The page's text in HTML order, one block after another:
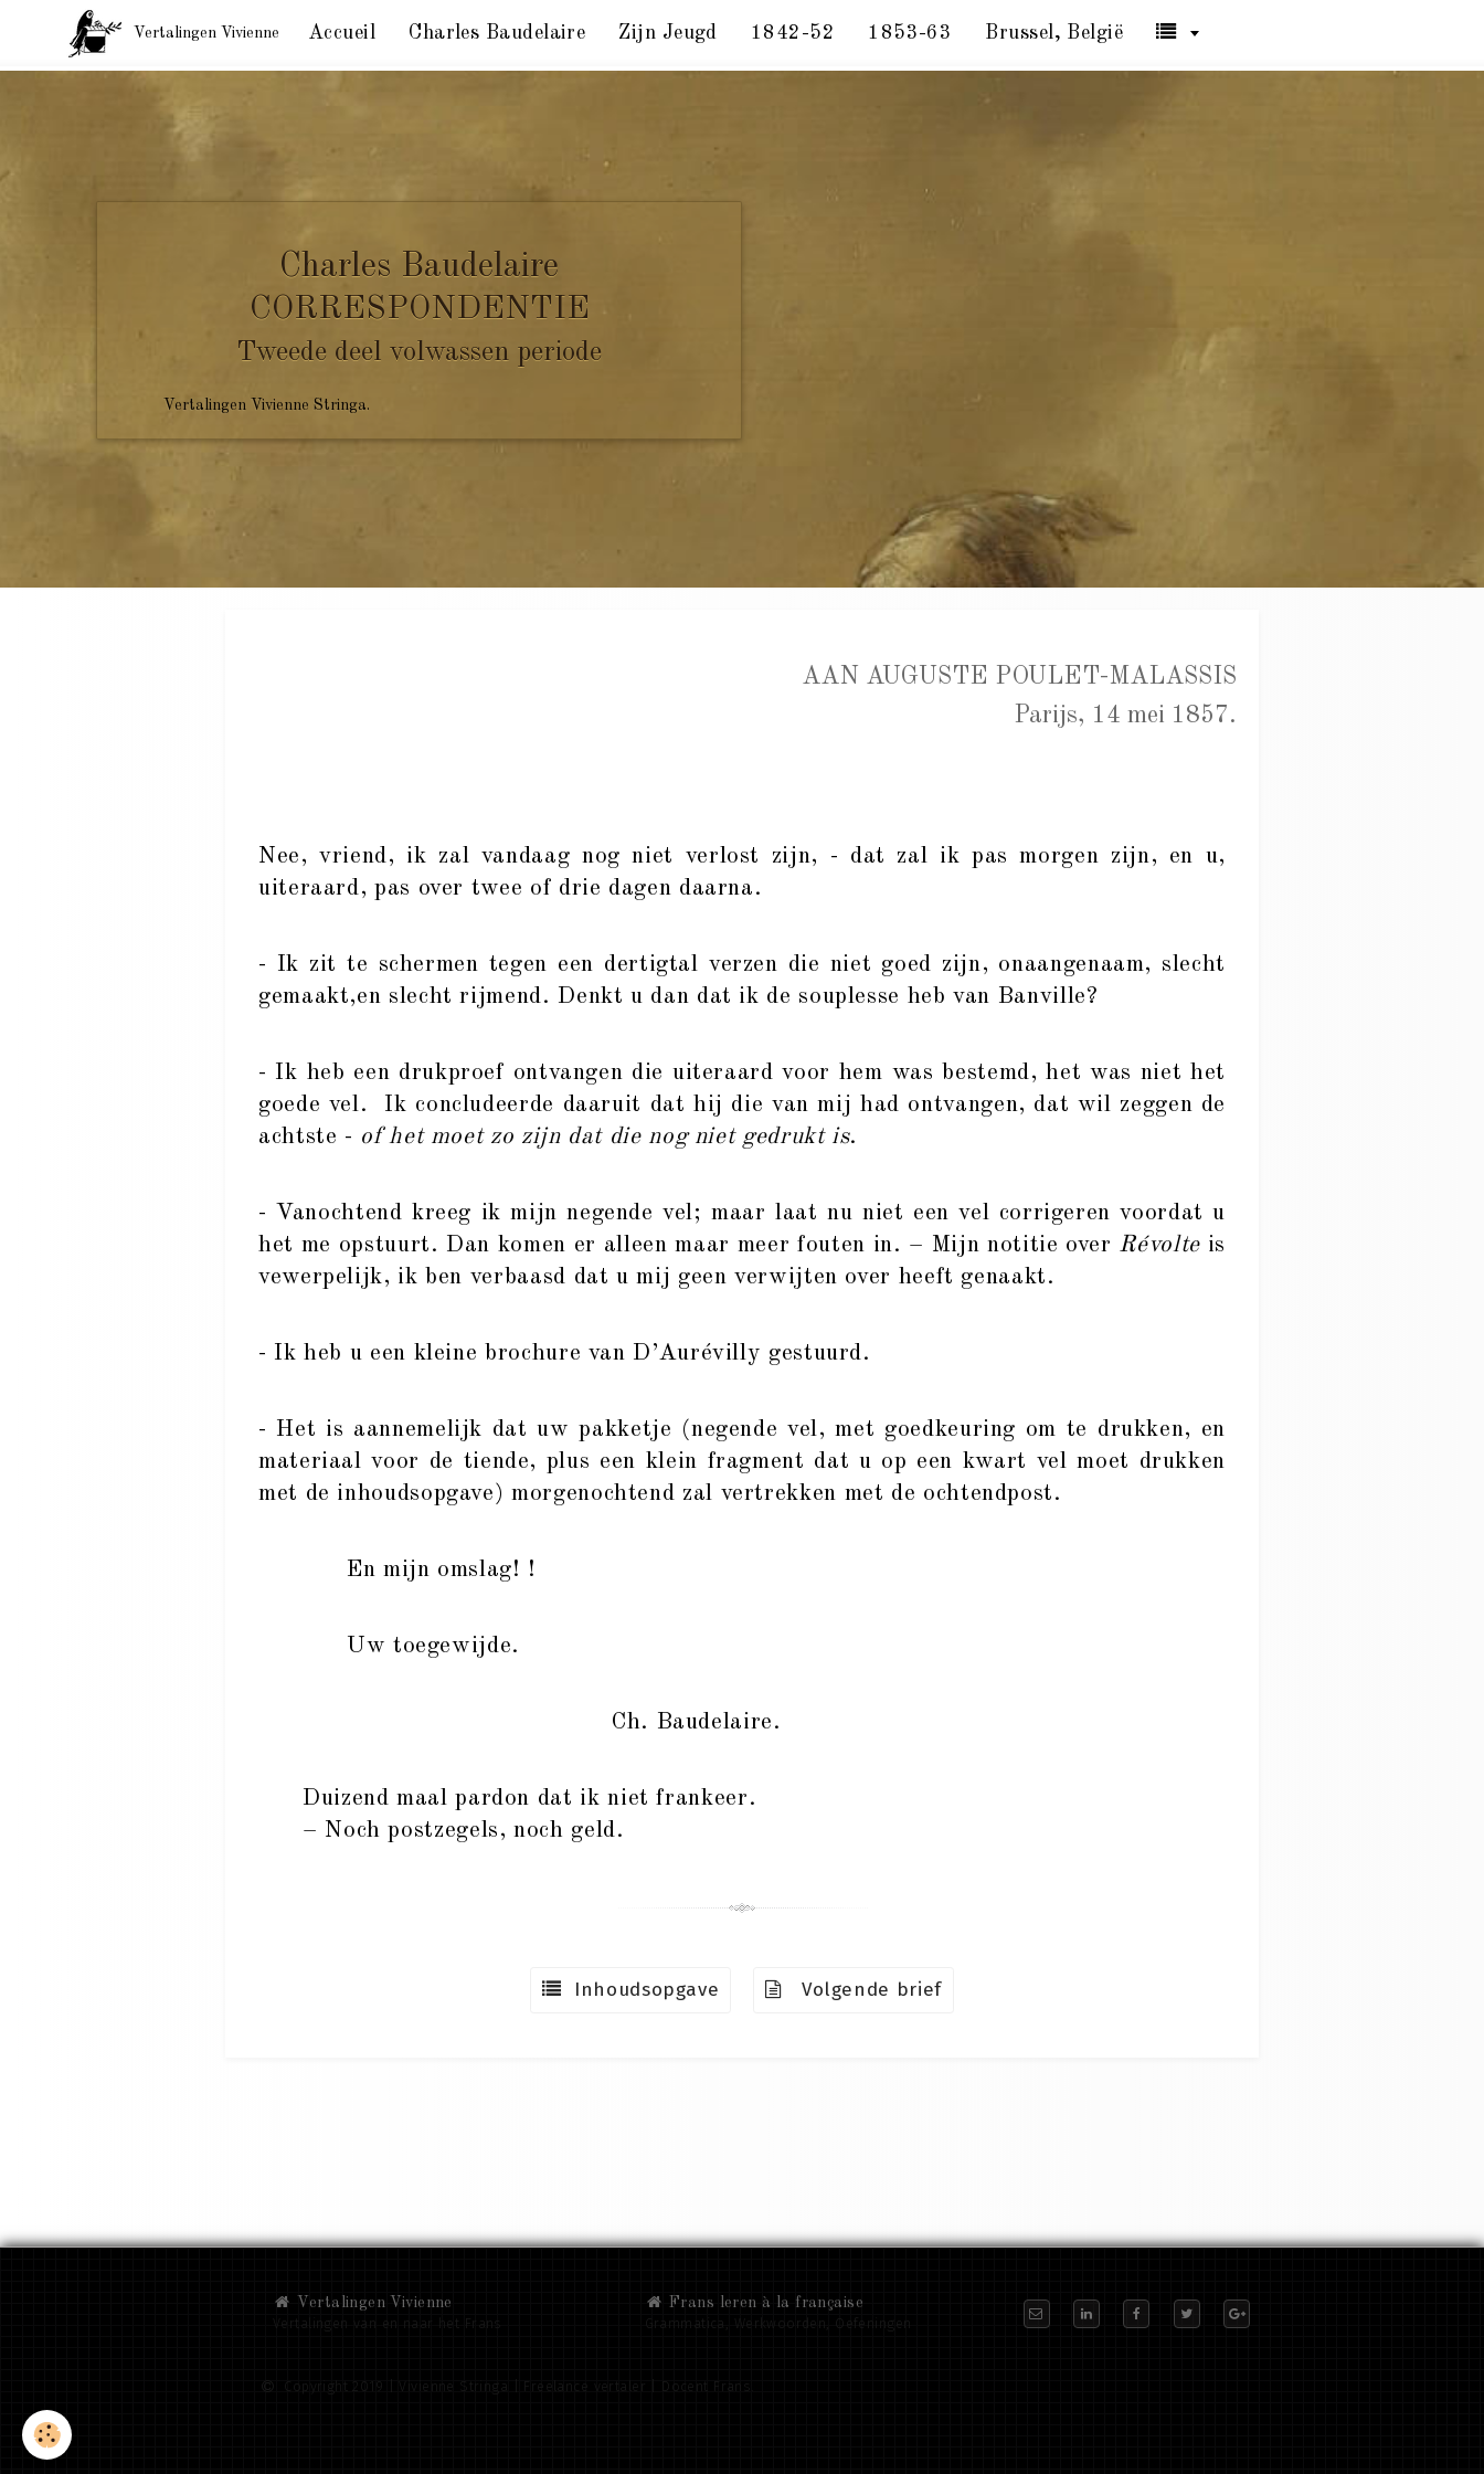
Vertalingen Vivienne Accueil Charles Baudelaire Zijn Jeugd 1842-52 1853-63 Brussel, België
Charles Baudelaire
CORRESPONDENTIE
Tweede deel volwassen periode
Vertalingen Vivienne Stringa.
AAN AUGUSTE POULET-MALASSIS
Parijs, 14 mei 1857.
Nee, vriend, ik zal vandaag nog niet verlost zijn, - dat zal ik pas morgen zijn, en u,
uiteraard, pas over twee of drie dagen daarna.
- Ik zit te schermen tegen een dertigtal verzen die niet goed zijn, onaangenaam, slecht
gemaakt,en slecht rijmend. Denkt u dan dat ik de souplesse heb van Banville?
- Ik heb een drukproef ontvangen die uiteraard voor hem was bestemd, het was niet het
goede vel. Ik concludeerde daaruit dat hij die van mij had ontvangen, dat wil zeggen de
achtste - of het moet zo zijn dat die nog niet gedrukt is.
- Vanochtend kreeg ik mijn negende vel; maar laat nu niet een vel corrigeren voordat u
het me opstuurt. Dan komen er alleen maar meer fouten in. – Mijn notitie over Révolteis
vewerpelijk, ik ben verbaasd dat u mij geen verwijten over heeft genaakt.
- Ik heb u een kleine brochure van D’Aurévilly gestuurd.
- Het is aannemelijk dat uw pakketje (negende vel, met goedkeuring om te drukken, en
materiaal voor de tiende, plus een klein fragment dat u op een kwart vel moet drukken
met de inhoudsopgave) morgenochtend zal vertrekken met de ochtendpost.
En mijn omslag! !
Uw toegewijde.
Ch. Baudelaire.
Duizend maal pardon dat ik niet frankeer.
– Noch postzegels, noch geld.
Inhoudsopgave Volgende brief
Vertalingen Vivienne
Vertalingen van en naar het Frans
Frans leren à la française
Grammatica, Werkwoorden, Oefeningen
Copyright 2019 | Vivienne Stringa | Freelance vertaler | Docent Frans.